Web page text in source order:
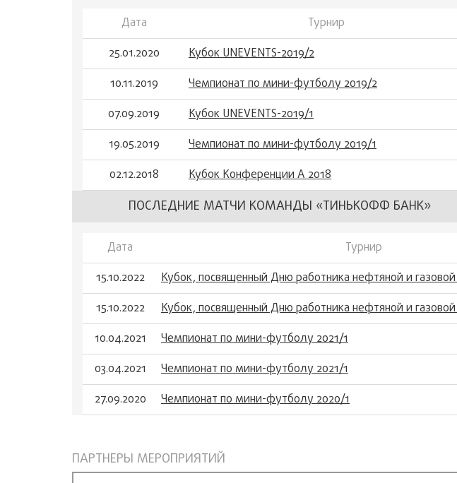
Дата Турнир
25.01.2020
Кубок UNEVENTS-2019/2
10.11.2019
Чемпионат по мини-футболу 2019/2
07.09.2019
Кубок UNEVENTS-2019/1
19.05.2019
Чемпионат по мини-футболу 2019/1
02.12.2018
Кубок Конференции А 2018
ПОСЛЕДНИЕ МАТЧИ КОМАНДЫ «ТИНЬКОФФ БАНК»
Дата Турнир
15.10.2022
Кубок, посвященный Дню работника нефтяной и
15.10.2022
Кубок, посвященный Дню работника нефтяной и
10.04.2021
Чемпионат по мини-футболу 2021/1
03.04.2021
Чемпионат по мини-футболу 2021/1
27.09.2020
Чемпионат по мини-футболу 2020/1
ПАРТНЕРЫ МЕРОПРИЯТИЙ